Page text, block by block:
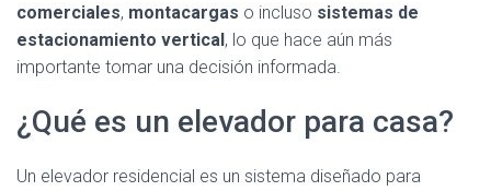
comerciales, montacargas o incluso sistemas de
estacionamiento vertical, lo que hace aún más
importante tomar una decisión informada.
¿Qué es un elevador para casa?
Un elevador residencial es un sistema diseñado para